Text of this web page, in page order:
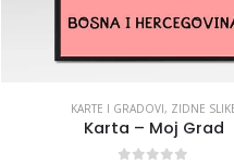
KARTE I GRADOVI, ZIDNE
Karta – Moj Grad